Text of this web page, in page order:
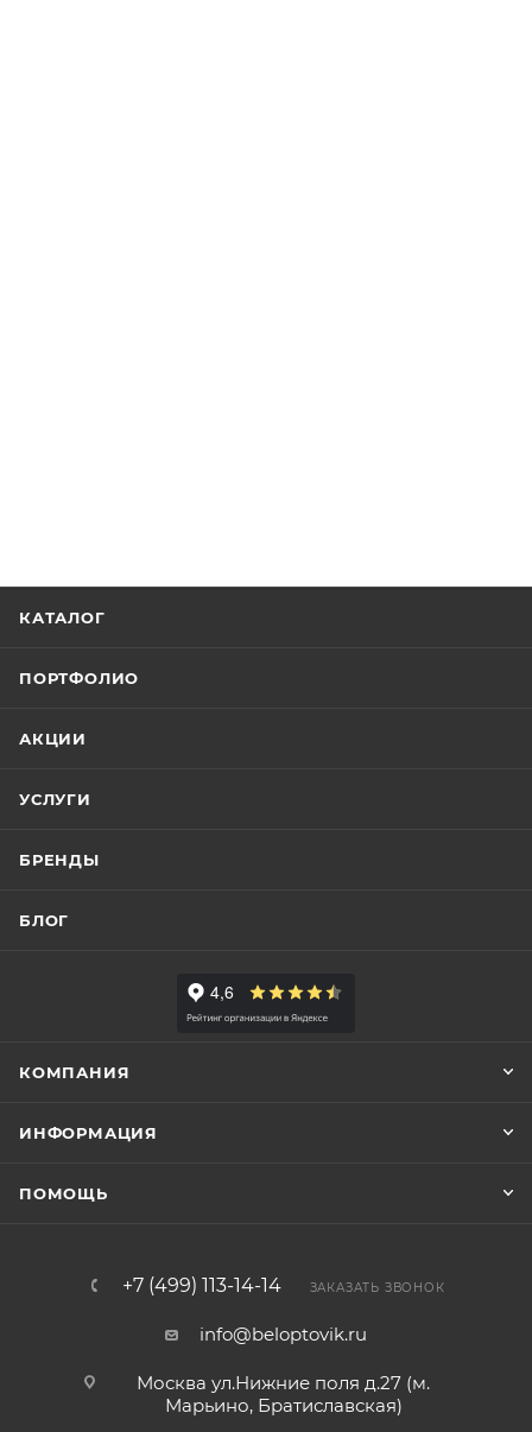
КАТАЛОГ
ПОРТФОЛИО
АКЦИИ
УСЛУГИ
БРЕНДЫ
БЛОГ
КОМПАНИЯ
ИНФОРМАЦИЯ
ПОМОЩЬ
+7 (499) 113-14-14 ЗАКАЗАТЬ ЗВОНОК
info@beloptovik.ru
Москва ул.Нижние поля д.27 (м.
Марьино, Братиславская)